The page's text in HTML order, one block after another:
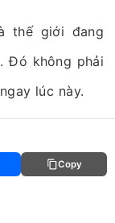
thế giới đang
Đó không phải
lúc này.
Copy